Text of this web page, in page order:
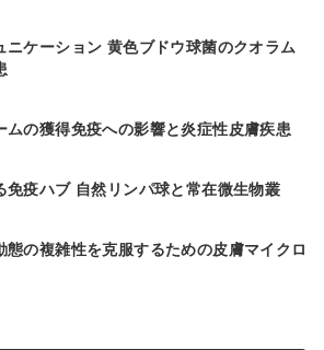
ニケーション 黄色ブドウ球菌のクオラム
ムの獲得免疫への影響と炎症性皮膚疾患
免疫ハブ 自然リンパ球と常在微生物叢
態の複雑性を克服するための皮膚マイクロ